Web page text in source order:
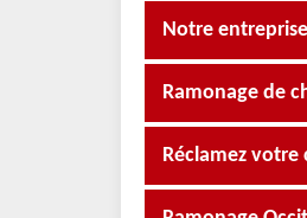
Notre
Ramonage de
Réclamez